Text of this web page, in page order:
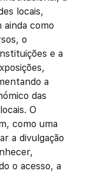
locais,
ainda como
o
e a
a
das
O
como uma
a divulgação
o acesso, a